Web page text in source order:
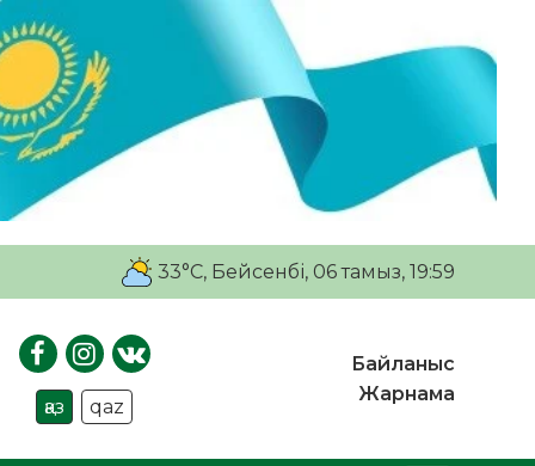
33°C, Бейсенбі, 06 тамыз, 19:59
қаз qaz
Байланыс
Жарнама